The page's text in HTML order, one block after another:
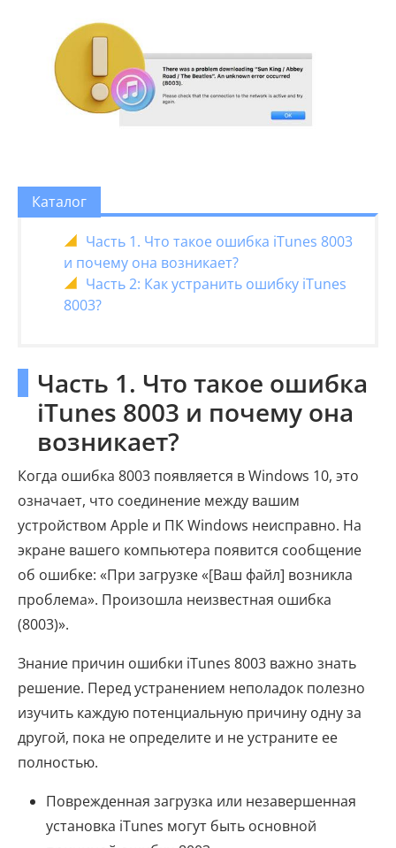
Каталог
Часть 1. Что такое ошибка iTunes 8003
и почему она возникает?
Часть 2: Как устранить ошибку iTunes
8003?
Часть 1. Что такое ошибка
iTunes 8003 и почему она
возникает?
Когда ошибка 8003 появляется в Windows 10, это
означает, что соединение между вашим
устройством Apple и ПК Windows неисправно. На
экране вашего компьютера появится сообщение
об ошибке: «При загрузке «[Ваш файл] возникла
проблема». Произошла неизвестная ошибка
(8003)».
Знание причин ошибки iTunes 8003 важно знать
решение. Перед устранением неполадок полезно
изучить каждую потенциальную причину одну за
другой, пока не определите и не устраните ее
полностью.
Поврежденная загрузка или незавершенная
установка iTunes могут быть основной